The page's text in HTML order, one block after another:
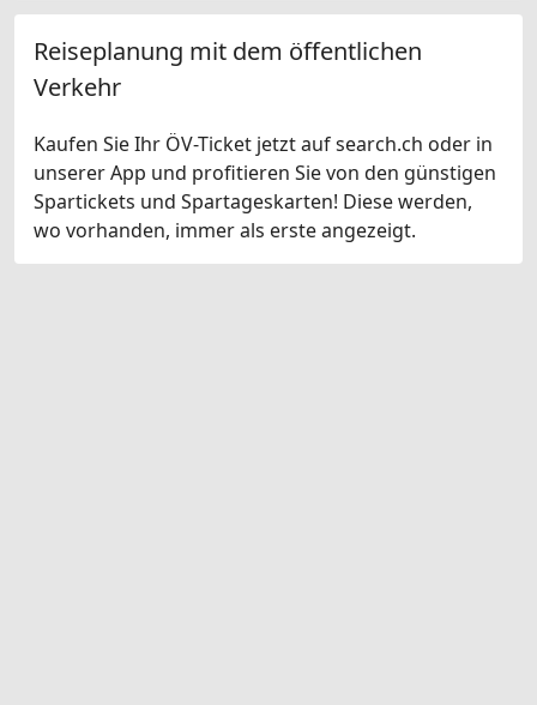
Reiseplanung mit dem öffentlichen
Verkehr
Kaufen Sie Ihr ÖV-Ticket jetzt auf search.ch oder in
unserer App und profitieren Sie von den günstigen
Spartickets und Spartageskarten! Diese werden,
wo vorhanden, immer als erste angezeigt.